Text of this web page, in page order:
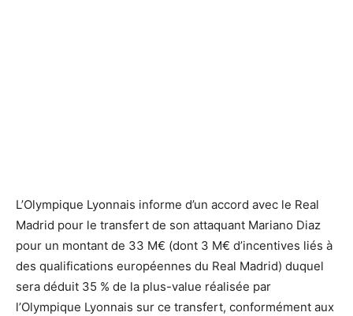
L’Olympique Lyonnais informe d’un accord avec le Real
Madrid pour le transfert de son attaquant Mariano Diaz
pour un montant de 33 M€ (dont 3 M€ d’incentives liés à
des qualifications européennes du Real Madrid) duquel
sera déduit 35 % de la plus-value réalisée par
l’Olympique Lyonnais sur ce transfert, conformément aux